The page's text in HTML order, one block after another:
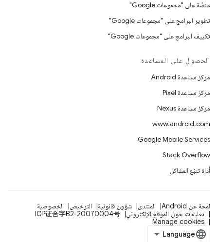
منصّة على "مجموعات Google"
تطوير البرامج على "مجموعات Google"
تكييف البرامج على "مجموعات Google"
الحصول على المساعدة
مركز مساعدة Android
مركز مساعدة Pixel
مركز مساعدة Nexus
www.android.com
Google Mobile Services
Stack Overflow
أداة تتبّع المشاكل
لمحة عن Android المنتدى شؤون قانونية الترخيص
الخصوصية
تعليقات حول الموقع الإلكتروني
ICP证合字B2-20070004号
Manage cookies